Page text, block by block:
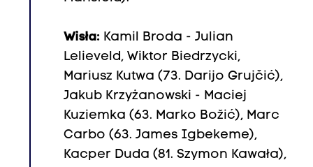
Wisła: Kamil Broda - Julian
Lelieveld, Wiktor Biedrzycki,
Mariusz Kutwa (73. Darijo Grujčić),
Jakub Krzyżanowski - Maciej
Kuziemka (63. Marko Božić), Marc
Carbo (63. James Igbekeme),
Kacper Duda (81. Szymon Kawała),